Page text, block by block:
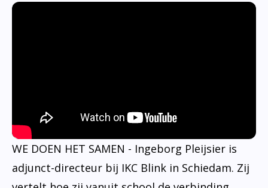
WE DOEN HET SAMEN - Ingeborg Pleijsier is
adjunct-directeur bij IKC Blink in Schiedam. Zij